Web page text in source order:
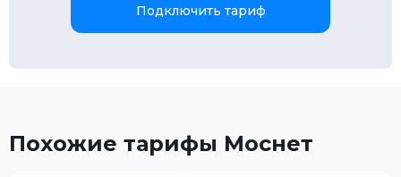
Подключить тариф
Похожие тарифы Моснет